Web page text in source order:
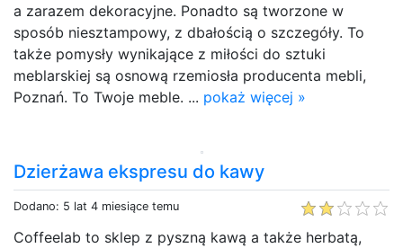
a zarazem dekoracyjne. Ponadto są tworzone w
sposób niesztampowy, z dbałością o szczegóły. To
także pomysły wynikające z miłości do sztuki
meblarskiej są osnową rzemiosła producenta mebli,
Poznań. To Twoje meble. ... pokaż więcej »
Dzierżawa ekspresu do kawy
Dodano: 5 lat 4 miesiące temu
Coffeelab to sklep z pyszną kawą a także herbatą,